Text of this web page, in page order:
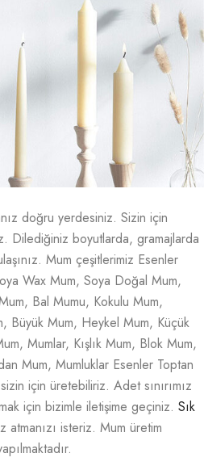
doğru yerdesiniz. Sizin için
Dilediğiniz boyutlarda, gramajlarda
Mum çeşitlerimiz Esenler
Wax Mum, Soya Doğal Mum,
Bal Mumu, Kokulu Mum,
Büyük Mum, Heykel Mum, Küçük
Mumlar, Kışlık Mum, Blok Mum,
Mum, Mumluklar Esenler Toptan
için üretebiliriz. Adet sınırımız
için bizimle iletişime geçiniz. Sık
atmanızı isteriz. Mum üretim